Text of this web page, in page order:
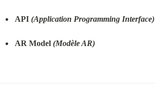
API (Application Programming Interface)
AR Model (Modèle AR)